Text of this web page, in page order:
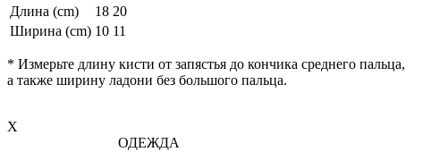
Длина (cm)
18 20
Ширина (cm) 10 11
* Измерьте длину кисти от запястья до кончика среднего пальца,
а также ширину ладони без большого пальца.
X
ОДЕЖДА